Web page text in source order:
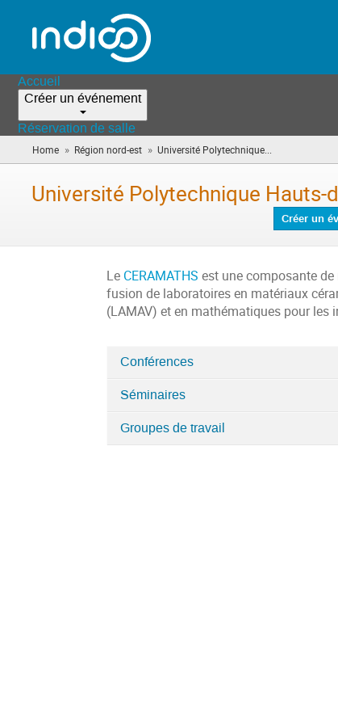
Accueil
Créer un événement
Réservation de salle
Home » Région nord-est » Université Polytechnique...
êtes
Université Polytechnique Hauts-
Créer un
Le CERAMATHS est une composante de
fusion de laboratoires en matériaux
(LAMAV) et en mathématiques pour les
dans
Université
Polytechnique
Conférences
Séminaires
Groupes de travail